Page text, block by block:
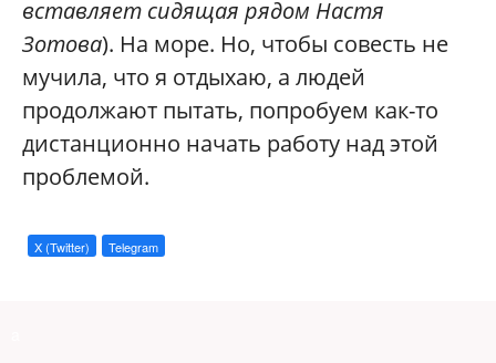
вставляет сидящая рядом Настя
Зотова). На море. Но, чтобы совесть не
мучила, что я отдыхаю, а людей
продолжают пытать, попробуем как-то
дистанционно начать работу над этой
проблемой.
X (Twitter) Telegram